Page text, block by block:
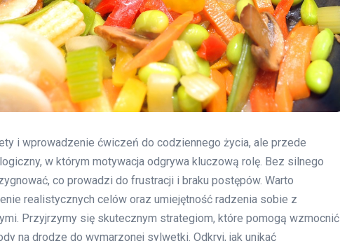
i wprowadzenie ćwiczeń do codziennego życia, ale przede
w którym motywacja odgrywa kluczową rolę. Bez silnego
co prowadzi do frustracji i braku postępów. Warto
realistycznych celów oraz umiejętność radzenia sobie z
Przyjrzymy się skutecznym strategiom, które pomogą wzmocnić
na drodze do wymarzonej sylwetki. Odkryj, jak unikać